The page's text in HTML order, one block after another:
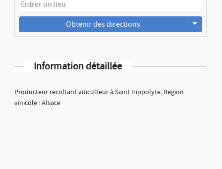
Obtenir des directions
Information détaillée
Producteur recoltant viticulteur à Saint Hippolyte, Region
vinicole : Alsace